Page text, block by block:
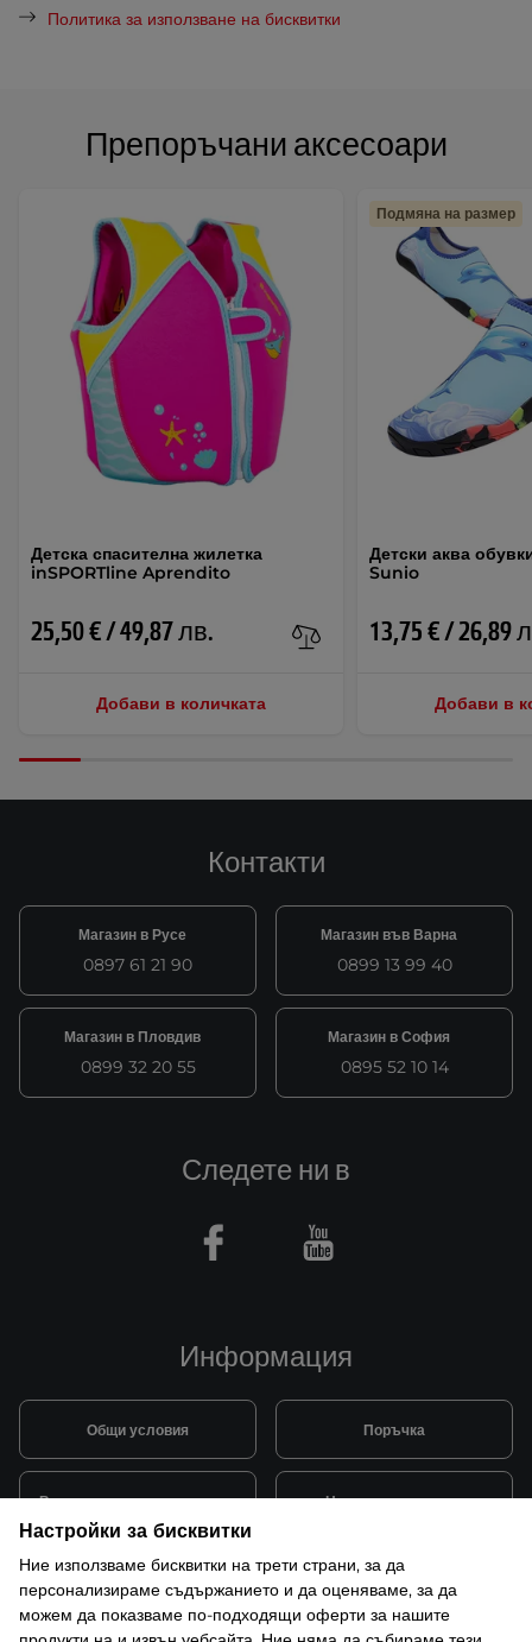
Препоръчани аксесоари
Детска спасителна жилетка
inSPORTline Aprendito
25,50 € / 49,87 лв.
Добави в количката
Детски аква
Sunio
13,75 € / 26,89
Подмяна на размер
Добави в
Политика за използване на бисквитки
Контакти
Магазин в Русе
0897 61 21 90
Магазин във Варна
0899 13 99 40
Магазин в Пловдив
0899 32 20 55
Магазин в София
0895 52 10 14
Информация
Общи условия Поръчка
Видове и цена за транспорт Начини на плащане
Система за лоялни клиенти Монтаж и поддръжка
Следете ни в
Facebook Youtube
Настройки за бисквитки
Ние използваме бисквитки на трети страни, за да
персонализираме съдържанието и да оценяваме, за да
можем да показваме по-подходящи оферти за нашите